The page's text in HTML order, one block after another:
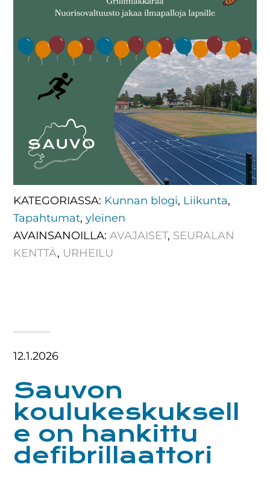
KATEGORIASSA: Kunnan blogi, Liikunta,
Tapahtumat,yleinen
AVAINSANOILLA:AVAJAISET, SEURALAN
KENTTÄ, URHEILU
12.1.2026
Sauvon
koulukeskuksell
e on hankittu
defibrillaattori